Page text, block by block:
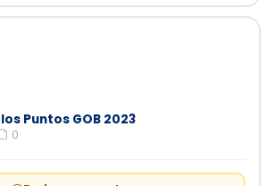
Puntos GOB 2023
0